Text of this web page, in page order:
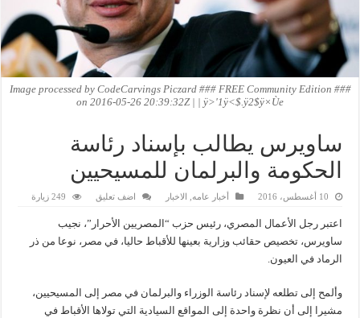
Image processed by CodeCarvings Piczard ### FREE Community Edition ###
on 2016-05-26 20:39:32Z | | ÿ>'1ÿ<$.ÿ2$ÿ×Ùe
ساويرس يطالب بإسناد رئاسة
الحكومة والبرلمان للمسيحيين
10 أغسطس، 2016 أخبار عامه, الاخبار اضف تعليق 249 زيارة
اعتبر رجل الأعمال المصري، رئيس حزب “المصريين الأحرار”، نجيب
ساويرس، تخصيص حقائب وزارية بعينها للأقباط حاليا، في مصر، نوعا من ذر
الرماد في العيون.
وألمح إلى تطلعه لإسناد رئاسة الوزراء والبرلمان في مصر إلى المسيحيين،
مشيرا إلى أن نظرة واحدة إلى المواقع السيادية التي تولاها الأقباط في